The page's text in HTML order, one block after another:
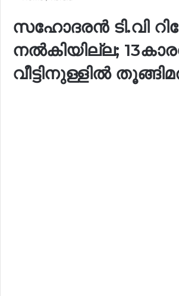
സഹോദരൻ ടി.വി
നൽകിയില്ല;
വീട്ടിനുള്ളിൽ